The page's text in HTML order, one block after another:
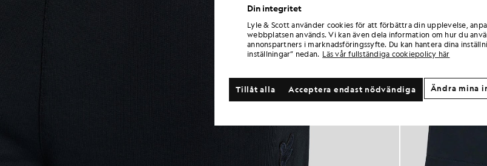
Din integritet
Lyle & Scott använder cookies för att förbättra din upplevelse,
webbplatsen används. Vi kan även dela information om hur du
annonspartners i marknadsföringssyfte. Du kan hantera dina
inställningar” nedan. Läs vår fullständiga cookiepolicy här
Acceptera endast nödvändiga
Tillåt alla Ändra mina